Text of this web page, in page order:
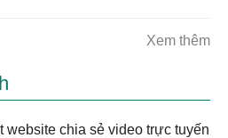
Xem thêm
website chia sẻ video trực tuyến